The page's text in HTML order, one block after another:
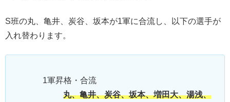
S班の丸、亀井、炭谷、坂本が1軍に合流し、以下の選手が
入れ替わります。
1軍昇格・合流
丸、亀井、炭谷、坂本、増田大、湯浅、